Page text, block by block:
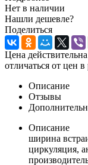
Нет в наличии
Нашли дешевле?
Поделиться
Цена
отличаться от цен
Описание
Отзывы
Описание
ширина
циркуляция,